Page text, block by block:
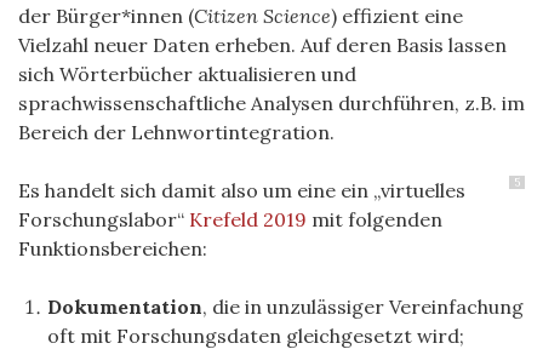
der Bürger*innen (Citizen Science) effizient eine
Vielzahl neuer Daten erheben. Auf deren Basis lassen
sich Wörterbücher aktualisieren und
sprachwissenschaftliche Analysen durchführen, z.B. im
Bereich der Lehnwortintegration.
5
Es handelt sich damit also um eine ein „virtuelles
Forschungslabor“ Krefeld 2019 mit folgenden
Funktionsbereichen:
Dokumentation, die in unzulässiger Vereinfachung
oft mit Forschungsdaten gleichgesetzt wird;